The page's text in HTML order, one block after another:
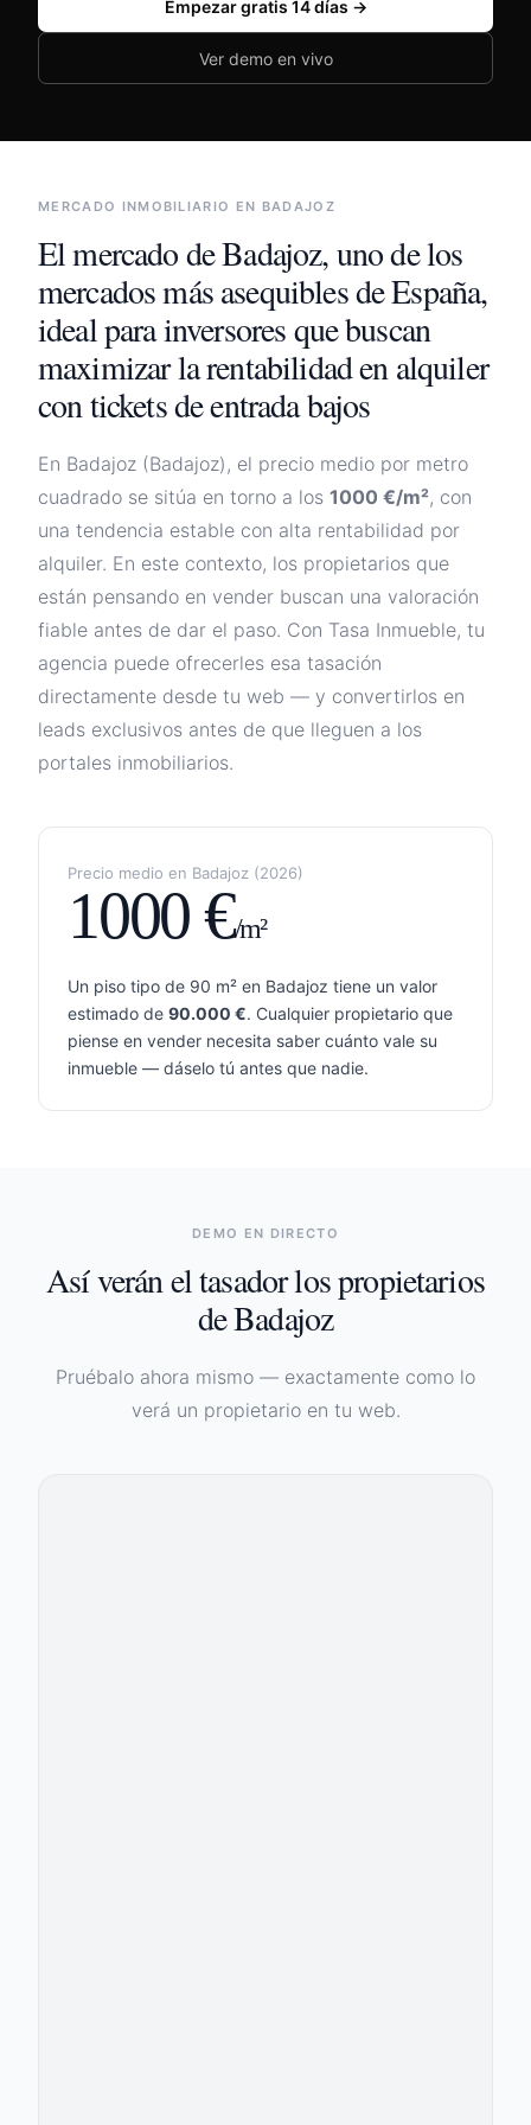
México
🇦🇷Argentina 🇨🇴Colombia
🇨🇱Chile
Empezar gratis 14 días →
Ver demo en vivo
MERCADO INMOBILIARIO EN BADAJOZ
El mercado deBadajoz,uno de los
mercados más asequibles de España,
ideal para inversores que buscan
maximizar la rentabilidad en alquiler
con tickets de entrada bajos
En Badajoz (Badajoz), el precio medio por metro
cuadrado se sitúa en torno a los 1000 €/m², con
una tendencia estable con alta rentabilidad por
alquiler. En este contexto, los propietarios que
están pensando en vender buscan una valoración
fiable antes de dar el paso. Con Tasa Inmueble, tu
agencia puede ofrecerles esa tasación
directamente desde tu web — y convertirlos en
leads exclusivos antes de que lleguen a los
portales inmobiliarios.
Precio medio en Badajoz (2026)
1000€/m²
Un piso tipo de 90 m² en Badajoz tiene un valor
estimado de 90.000 €. Cualquier propietario que
piense en vender necesita saber cuánto vale su
inmueble — dáselo tú antes que nadie.
DEMO EN DIRECTO
Así verán el tasador los propietarios
deBadajoz
Pruébalo ahora mismo — exactamente como lo
verá un propietario en tu web.